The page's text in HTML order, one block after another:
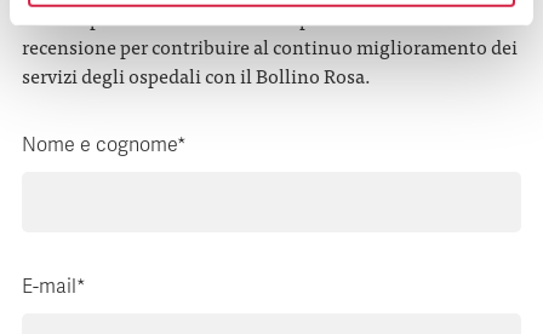
La tua opinione è fondamentale per noi! Scrivi una
recensione per contribuire al continuo miglioramento dei
servizi degli ospedali con il Bollino Rosa.
Nome e cognome*
E-mail*